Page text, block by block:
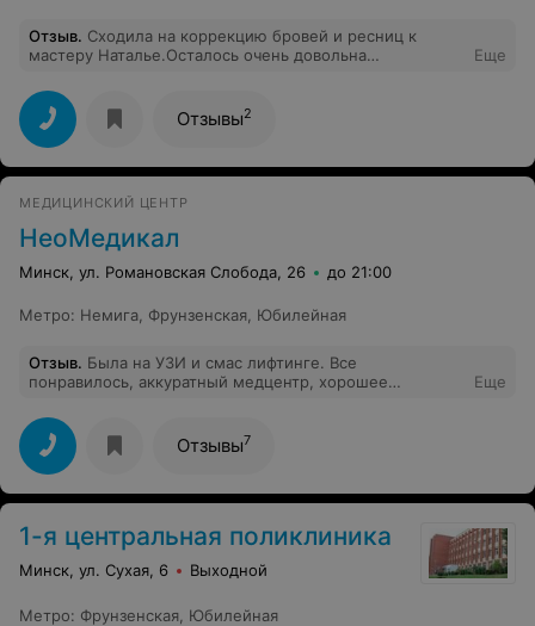
Отзыв. Сходила на коррекцию бровей и ресниц к
мастеру Наталье.Осталось очень довольна
приятная,ответственная и знающая свое дело
мастер.Теперь я точно знаю,что вернусь и не
раз)Спасибо)
Еще
Отзывы2
МЕДИЦИНСКИЙ ЦЕНТР
НеоМедикал
Минск, ул. Романовская Слобода, 26 до 21:00
Метро: Немига Фрунзенская Юбилейная
Отзыв. Была на УЗИ и смас лифтинге. Все
понравилось, аккуратный медцентр, хорошее
довольна
Еще
Отзывы7
1-я центральная поликлиника
Минск, ул. Сухая, 6 Выходной
Метро: Фрунзенская Юбилейная